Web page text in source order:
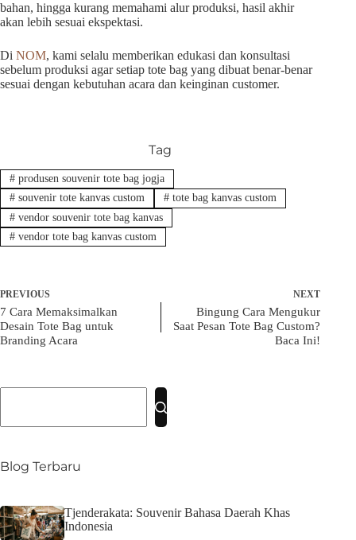
bahan, hingga kurang memahami alur produksi, hasil akhir
akan lebih sesuai ekspektasi.
Di NOM, kami selalu memberikan edukasi dan konsultasi
sebelum produksi agar setiap tote bag yang dibuat benar-benar
sesuai dengan kebutuhan acara dan keinginan customer.
Tag
#produsen souvenir tote bag jogja
#souvenir tote kanvas custom #tote bag kanvas custom
#vendor souvenir tote bag kanvas
#vendor tote bag kanvas custom
PREVIOUS
7 Cara Memaksimalkan
Desain Tote Bag untuk
Branding Acara
NEXT
Bingung Cara Mengukur
Saat Pesan Tote Bag Custom?
Baca Ini!
Blog Terbaru
Tjenderakata: Souvenir Bahasa Daerah Khas
Indonesia